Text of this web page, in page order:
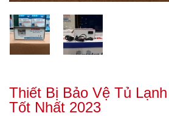
Thiết Bị Bảo Vệ Tủ
Tốt Nhất 2023